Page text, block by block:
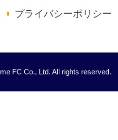
プライバシーポリシー
FC Co., Ltd. All rights reserved.